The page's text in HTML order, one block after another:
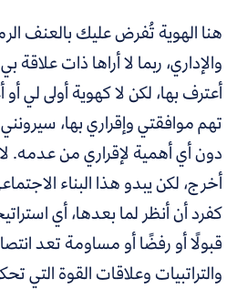
هنا الهوية تُفرض عليك بالعنف
والإداري، ربما لا أراها ذات
أعترف بها، لكن لا كهوية أولى لي
تهم موافقتي وإقراري بها،سيرونني
دون أي أهمية لإقراري من عدمه.
أخرج، لكن يبدو هذا البناء
كفرد أن أنظر لما بعدها، أي
قبولًا أو رفضًا أو مساومة تعد
والتراتبيات وعلاقات القوة التي